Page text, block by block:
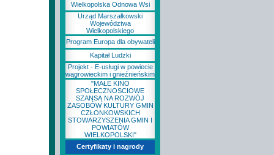
Wielkopolska Odnowa Wsi
Urząd Marszałkowski
Województwa
Wielkopolskiego
Program Europa dla obywateli
Kapitał Ludzki
Projekt - E-usługi w powiecie
wągrowieckim i gnieźnieńskim
"MAŁE KINO
SPOŁECZNOSCIOWE
SZANSĄ NA ROZWÓJ
ZASOBÓW KULTURY GMIN
CZŁONKOWSKICH
STOWARZYSZENIA GMIN I
POWIATÓW
WIELKOPOLSKI"
Certyfikaty i nagrody